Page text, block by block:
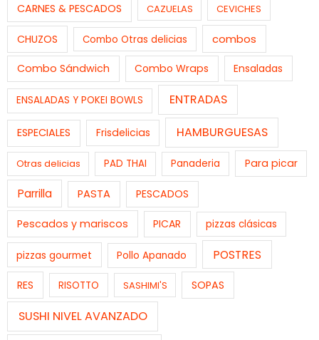
CARNES & PESCADOS CAZUELAS CEVICHES
CHUZOS Combo Otras delicias combos
Combo Sándwich Combo Wraps Ensaladas
ENSALADAS Y POKEI BOWLS ENTRADAS
ESPECIALES Frisdelicias HAMBURGUESAS
Otras delicias PAD THAI Panaderia Para picar
Parrilla PASTA PESCADOS
Pescados y mariscos PICAR pizzas clásicas
pizzas gourmet Pollo Apanado POSTRES
RES RISOTTO SASHIMI'S SOPAS
SUSHI NIVEL AVANZADO